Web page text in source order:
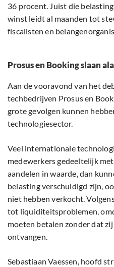
36 procent. Juist die
winst leidt al maanden tot
fiscalisten en
Prosus en Booking slaan
Aan de vooravond van het
techbedrijven Prosus en
grote gevolgen kunnen
technologiesector.
Veel internationale
medewerkers gedeeltelijk
aandelen in waarde, dan
belasting verschuldigd zijn,
niet hebben verkocht.
tot liquiditeitsproblemen,
moeten betalen zonder dat
ontvangen.
Sebastiaan Vaessen, hoofd